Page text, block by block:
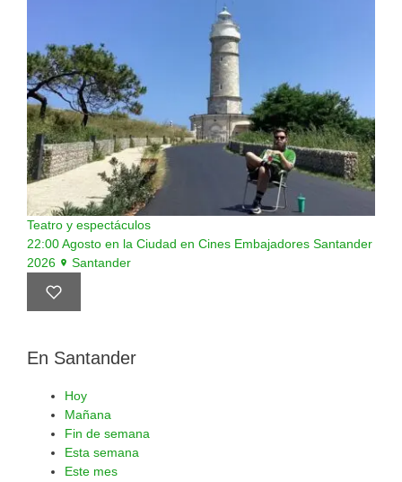
Teatro y espectáculos
22:00Agosto en la Ciudad en Cines Embajadores Santander
2026
Santander
En Santander
Hoy
Mañana
Fin de semana
Esta semana
Este mes